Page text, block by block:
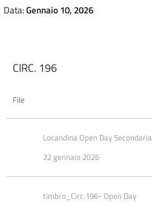
Data:Gennaio 10, 2026
CIRC. 196
File
Locandina Open Day Secondaria
22 gennaio 2026
timbro_Circ.196- Open Day